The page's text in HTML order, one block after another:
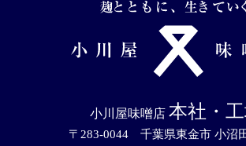
小川屋味噌店 本社・
〒283-0044 千葉県東金市 小沼